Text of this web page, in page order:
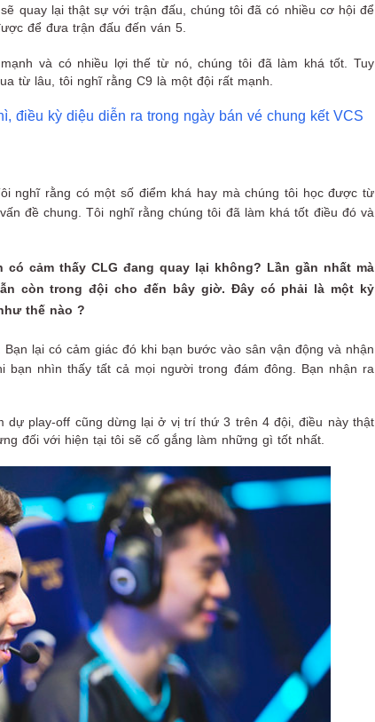
quay lại thật sự với trận đấu, chúng tôi đã có nhiều cơ hội để
để đưa trận đấu đến ván 5.
và có nhiều lợi thế từ nó, chúng tôi đã làm khá tốt. Tuy
từ lâu, tôi nghĩ rằng C9 là một đội rất mạnh.
điều kỳ diệu diễn ra trong ngày bán vé chung kết VCS
nghĩ rằng có một số điểm khá hay mà chúng tôi học được từ
đề chung. Tôi nghĩ rằng chúng tôi đã làm khá tốt điều đó và
cảm thấy CLG đang quay lại không? Lần gần nhất mà
còn trong đội cho đến bây giờ. Đây có phải là một kỷ
thế nào ?
lại có cảm giác đó khi bạn bước vào sân vận động và nhận
nhìn thấy tất cả mọi người trong đám đông. Bạn nhận ra
dự play-off cũng dừng lại ở vị trí thứ 3 trên 4 đội, điều này thật
đối với hiện tại tôi sẽ cố gắng làm những gì tốt nhất.